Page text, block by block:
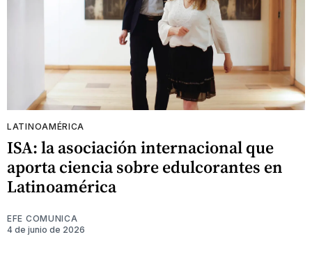
LATINOAMÉRICA
ISA: la asociación internacional que
aporta ciencia sobre edulcorantes en
Latinoamérica
EFE COMUNICA
4 de junio de 2026